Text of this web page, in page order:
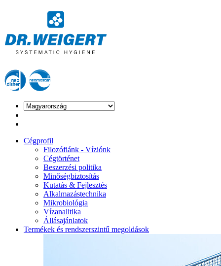
Cégprofil
Filozófiánk - Víziónk
Cégtörténet
Beszerzési politika
Minőségbiztosítás
Kutatás & Fejlesztés
Alkalmazástechnika
Mikrobiológia
Vízanalitika
Állásajánlatok
Termékek és rendszerszintű megoldások